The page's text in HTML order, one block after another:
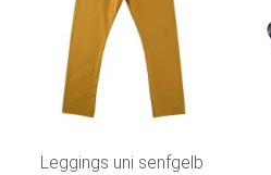
Leggings uni senfgelb